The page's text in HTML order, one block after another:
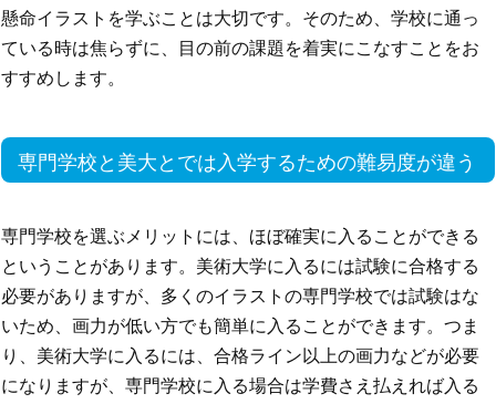
懸命イラストを学ぶことは大切です。そのため、学校に通っ
ている時は焦らずに、目の前の課題を着実にこなすことをお
すすめします。
専門学校と美大とでは入学するための難易度が違う
専門学校を選ぶメリットには、ほぼ確実に入ることができる
ということがあります。美術大学に入るには試験に合格する
必要がありますが、多くのイラストの専門学校では試験はな
いため、画力が低い方でも簡単に入ることができます。つま
り、美術大学に入るには、合格ライン以上の画力などが必要
になりますが、専門学校に入る場合は学費さえ払えれば入る